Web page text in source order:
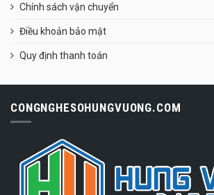
Chính sách vận chuyển
Điều khoản bảo mật
Quy định thanh toán
CONGNGHESOHUNGVUONG.COM